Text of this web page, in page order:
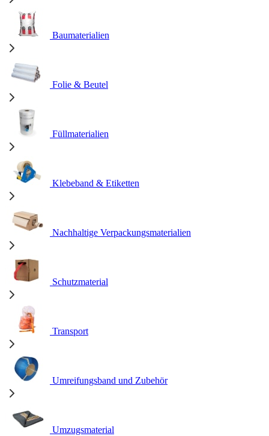
Baumaterialien
Folie & Beutel
Füllmaterialien
Klebeband & Etiketten
Nachhaltige Verpackungsmaterialien
Schutzmaterial
Transport
Umreifungsband und Zubehör
Umzugsmaterial